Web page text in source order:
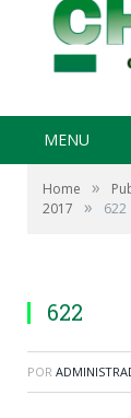
MENU
Home »
2017
» 622
622
POR